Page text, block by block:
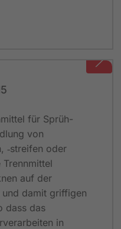
für Sprüh-
von
‑streifen oder
Trennmittel
auf der
und damit griffigen
dass das
in